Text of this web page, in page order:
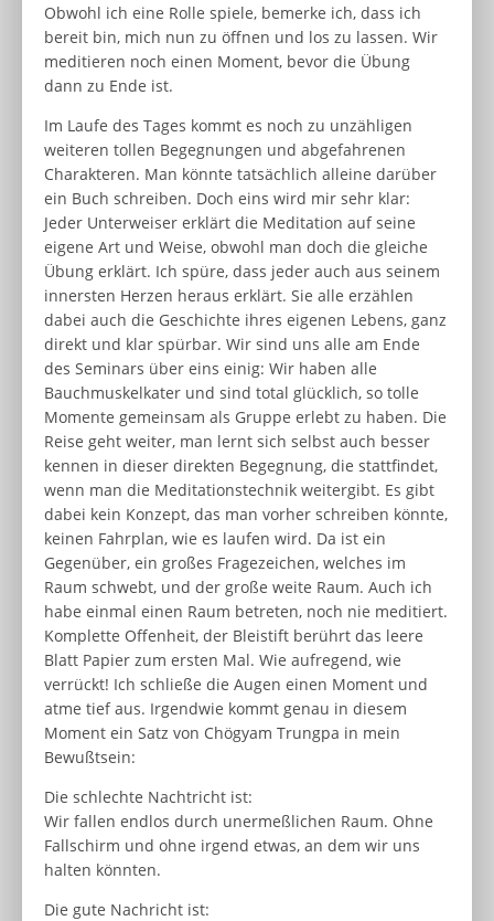
Obwohl ich eine Rolle spiele, bemerke ich, dass ich
bereit bin, mich nun zu öffnen und los zu lassen. Wir
meditieren noch einen Moment, bevor die Übung
dann zu Ende ist.
Im Laufe des Tages kommt es noch zu unzähligen
weiteren tollen Begegnungen und abgefahrenen
Charakteren. Man könnte tatsächlich alleine darüber
ein Buch schreiben. Doch eins wird mir sehr klar:
Jeder Unterweiser erklärt die Meditation auf seine
eigene Art und Weise, obwohl man doch die gleiche
Übung erklärt. Ich spüre, dass jeder auch aus seinem
innersten Herzen heraus erklärt. Sie alle erzählen
dabei auch die Geschichte ihres eigenen Lebens, ganz
direkt und klar spürbar. Wir sind uns alle am Ende
des Seminars über eins einig: Wir haben alle
Bauchmuskelkater und sind total glücklich, so tolle
Momente gemeinsam als Gruppe erlebt zu haben. Die
Reise geht weiter, man lernt sich selbst auch besser
kennen in dieser direkten Begegnung, die stattfindet,
wenn man die Meditationstechnik weitergibt. Es gibt
dabei kein Konzept, das man vorher schreiben könnte,
keinen Fahrplan, wie es laufen wird. Da ist ein
Gegenüber, ein großes Fragezeichen, welches im
Raum schwebt, und der große weite Raum. Auch ich
habe einmal einen Raum betreten, noch nie meditiert.
Komplette Offenheit, der Bleistift berührt das leere
Blatt Papier zum ersten Mal. Wie aufregend, wie
verrückt! Ich schließe die Augen einen Moment und
atme tief aus. Irgendwie kommt genau in diesem
Moment ein Satz von Chögyam Trungpa in mein
Bewußtsein:
Die schlechte Nachtricht ist:
Wir fallen endlos durch unermeßlichen Raum. Ohne
Fallschirm und ohne irgend etwas, an dem wir uns
halten könnten.
Die gute Nachricht ist: